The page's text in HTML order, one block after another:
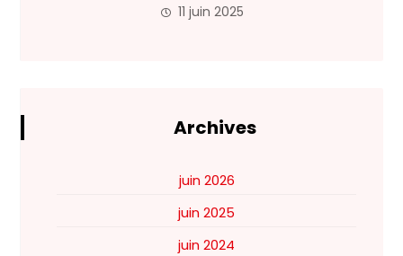
11 juin 2025
Archives
juin 2026
juin 2025
juin 2024